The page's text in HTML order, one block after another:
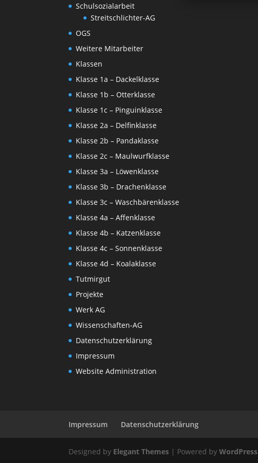
Schulsozialarbeit
Streitschlichter-AG
OGS
Weitere Mitarbeiter
Klassen
Klasse 1a – Dackelklasse
Klasse 1b – Otterklasse
Klasse 1c – Pinguinklasse
Klasse 2a – Delfinklasse
Klasse 2b – Pandaklasse
Klasse 2c – Maulwurfklasse
Klasse 3a – Löwenklasse
Klasse 3b – Drachenklasse
Klasse 3c – Waschbärenklasse
Klasse 4a – Affenklasse
Klasse 4b – Katzenklasse
Klasse 4c – Sonnenklasse
Klasse 4d – Koalaklasse
Tutmirgut
Projekte
Werk AG
Wissenschaften-AG
Datenschutzerklärung
Impressum
Website Administration
Impressum Datenschutzerklärung
Designed by Elegant Themes | Powered byWordPress